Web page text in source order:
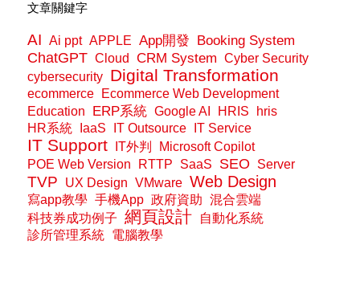
文章關鍵字
AI Ai ppt APPLE App開發 Booking System
ChatGPT Cloud CRM System
Cyber Security
cybersecurity Digital Transformation
ecommerce
Ecommerce Web Development
Education
ERP系統 Google AI HRIS
hris
HR系統
IaaS IT Outsource IT Service
IT Support IT外判
Microsoft Copilot
POE Web Version
RTTP SaaS SEO Server
TVP UX Design VMware Web Design
寫app教學 手機App 政府資助
混合雲端
科技券成功例子
網頁設計
自動化系統
診所管理系統 電腦教學